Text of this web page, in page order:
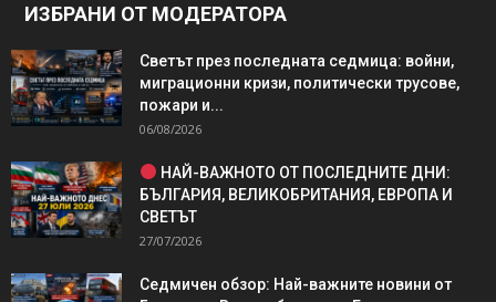
ИЗБРАНИ ОТ МОДЕРАТОРА
Светът през последната седмица: войни,
миграционни кризи, политически трусове,
пожари и...
06/08/2026
НАЙ-ВАЖНОТО ОТ ПОСЛЕДНИТЕ ДНИ:
БЪЛГАРИЯ, ВЕЛИКОБРИТАНИЯ, ЕВРОПА И
СВЕТЪТ
27/07/2026
Седмичен обзор: Най-важните новини от